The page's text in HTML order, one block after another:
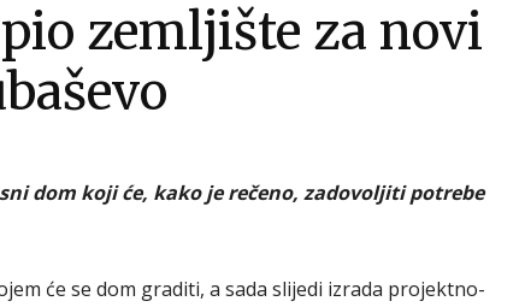
Zagorje
zemljište za novi
dom koji će, kako je rečeno, zadovoljiti potrebe
će se dom graditi, a sada slijedi izrada projektno-